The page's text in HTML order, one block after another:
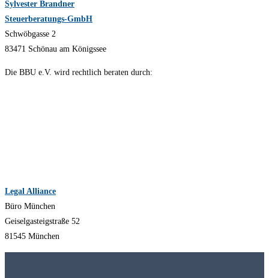
Sylvester Brandner
Steuerberatungs-GmbH
Schwöbgasse 2
83471 Schönau am Königssee
Die BBU e.V. wird rechtlich beraten durch:
Legal Alliance
Büro München
Geiselgasteigstraße 52
81545 München